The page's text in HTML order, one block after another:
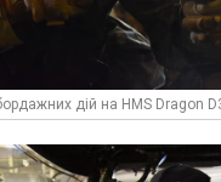
дій на HMS Dragon